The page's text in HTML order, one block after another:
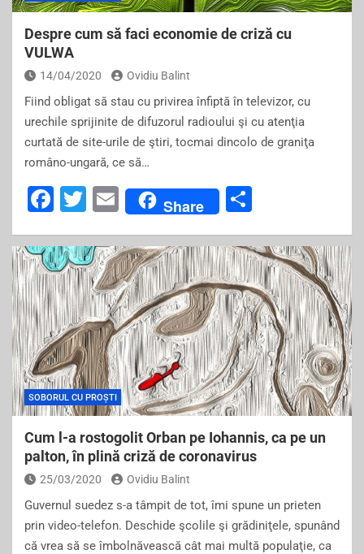
Despre cum să faci economie de criză cu
VULWA
14/04/2020 Ovidiu Balint
Fiind obligat să stau cu privirea înfiptă în televizor, cu
urechile sprijinite de difuzorul radioului şi cu atenţia
curtată de site-urile de ştiri, tocmai dincolo de graniţa
româno-ungară, ce să…
F
c
e
b
o
o
k
T
tt
er
E
m
ai
l
Share
ar
e
SOBORUL CU PROȘTI
Cum l-a rostogolit Orban pe Iohannis, ca pe un
palton, în plină criză de coronavirus
25/03/2020 Ovidiu Balint
Guvernul suedez s-a tâmpit de tot, îmi spune un prieten
prin video-telefon. Deschide şcolile şi grădiniţele, spunând
că vrea să se îmbolnăvească cât mai multă populaţie, ca